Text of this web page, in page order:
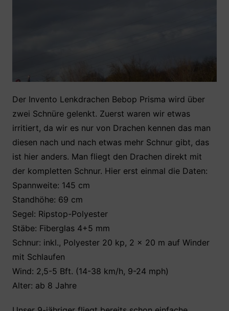
Der Invento Lenkdrachen Bebop Prisma wird über
zwei Schnüre gelenkt. Zuerst waren wir etwas
irritiert, da wir es nur von Drachen kennen das man
diesen nach und nach etwas mehr Schnur gibt, das
ist hier anders. Man fliegt den Drachen direkt mit
der kompletten Schnur. Hier erst einmal die Daten:
Spannweite: 145 cm
Standhöhe: 69 cm
Segel: Ripstop-Polyester
Stäbe: Fiberglas 4+5 mm
Schnur: inkl., Polyester 20 kp, 2 x 20 m auf Winder
mit Schlaufen
Wind: 2,5-5 Bft. (14-38 km/h, 9-24 mph)
Alter: ab 8 Jahre